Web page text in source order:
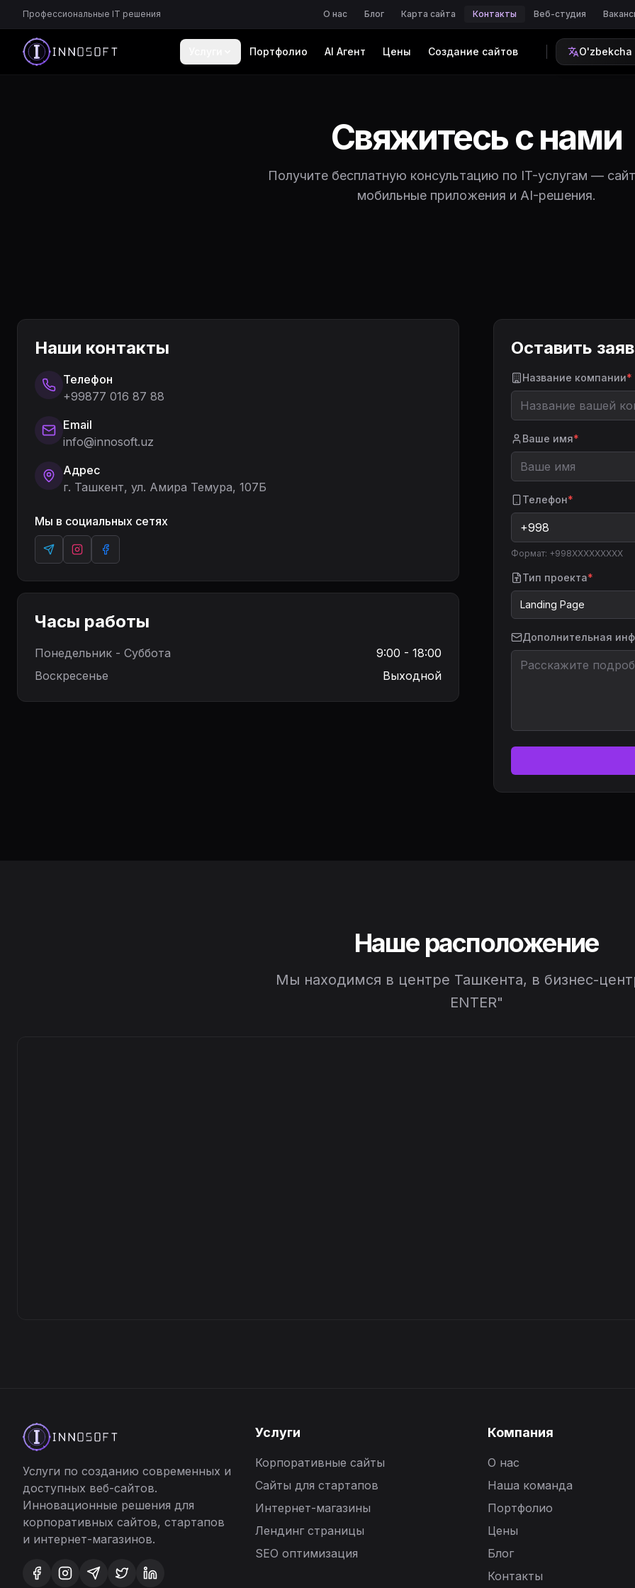
Профессиональные IT решения О нас Блог Карта сайта Контакты Веб-студия
Портфолио AI Агент Цены Создание сайтов O'zbekcha
Свяжитесь с нами
Получите бесплатную консультацию по IT-услугам —
мобильные приложения и AI-решения.
Наши контакты
Телефон
+99877 016 87 88
Email
info@innosoft.uz
Адрес
г. Ташкент, ул. Амира Темура, 107Б
Мы в социальных сетях
TelegramInstagramFacebook
Часы работы
Понедельник - Суббота
9:00 - 18:00
Воскресенье
Выходной
Оставить
Название компании*
Ваше имя*
Телефон*
Формат: +998XXXXXXXXX
Тип проекта*
Landing Page
Дополнительная
Наше расположение
Мы находимся в центре Ташкента, в бизнес-
ENTER"
Услуги по созданию современных и
доступных веб-сайтов.
Инновационные решения для
корпоративных сайтов, стартапов
и интернет-магазинов.
Услуги
Корпоративные сайты
Сайты для стартапов
Интернет-магазины
Лендинг страницы
SEO оптимизация
Компания
О нас
Наша команда
Портфолио
Цены
Блог
Контакты